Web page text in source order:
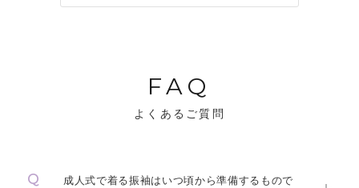
FAQ
よくあるご質問
成人式で着る振袖はいつ頃から準備するもので